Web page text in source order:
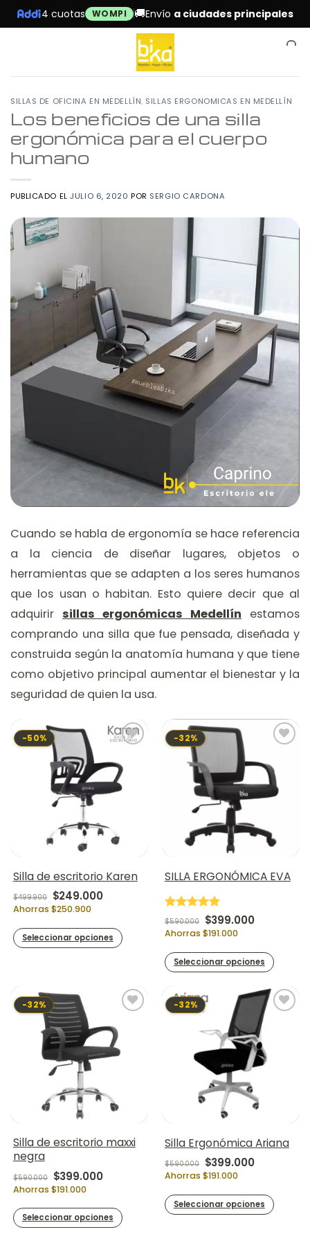
Skip
to
4 cuotas WOMPI 🚚Envío a ciudades principales
SILLAS DE OFICINA EN MEDELLÍN SILLAS ERGONOMICAS EN MEDELLÍN
Los beneficios de una silla
ergonómica para el cuerpo
humano
PUBLICADO ELJULIO 6, 2020 POR SERGIO CARDONA
Cuando se habla de ergonomía se hace referencia
a la ciencia de diseñar lugares, objetos o
herramientas que se adapten a los seres humanos
que los usan o habitan. Esto quiere decir que al
adquirir sillas ergonómicas Medellín estamos
comprando una silla que fue pensada, diseñada y
construida según la anatomía humana y que tiene
como objetivo principal aumentar el bienestar y la
seguridad de quien la usa.
-50%
Silla de escritorio Karen
$499.900 Original price was: $499.900.
$249.000Current price is: $249.000.
Ahorras $250.900
Seleccionar opciones
-32%
SILLA ERGONÓMICA EVA
Valorado en
5de 5
$590.000 Original price was:
$399.000Current
Ahorras $191.000
Seleccionar opciones
-32%
Silla de escritorio maxxi
negra
$590.000 Original price was: $590.000.
$399.000Current price is: $399.000.
Ahorras $191.000
Seleccionar opciones
-32%
Silla Ergonómica Ariana
$590.000 Original price was:
$399.000Current
Ahorras $191.000
Seleccionar opciones